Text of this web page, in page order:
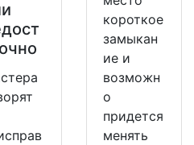
короткое
замыкан
ие и
возможн
о
придется
менять